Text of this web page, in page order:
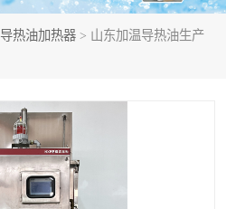
导热油加热器 > 山东加温导热油生产